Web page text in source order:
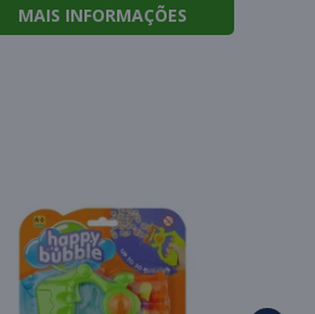
MAIS INFORMAÇÕES